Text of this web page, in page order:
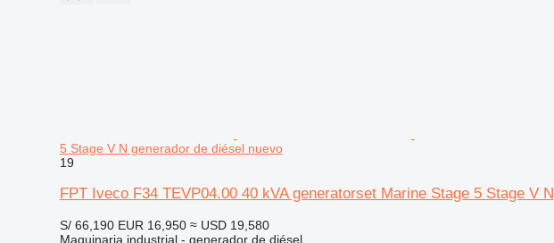
5 Stage V N generador de diésel nuevo
19
FPT Iveco F34 TEVP04.00 40 kVA generatorset Marine Stage 5 Stage V N
S/ 66,190 EUR 16,950 ≈ USD 19,580
Maquinaria industrial - generador de diésel